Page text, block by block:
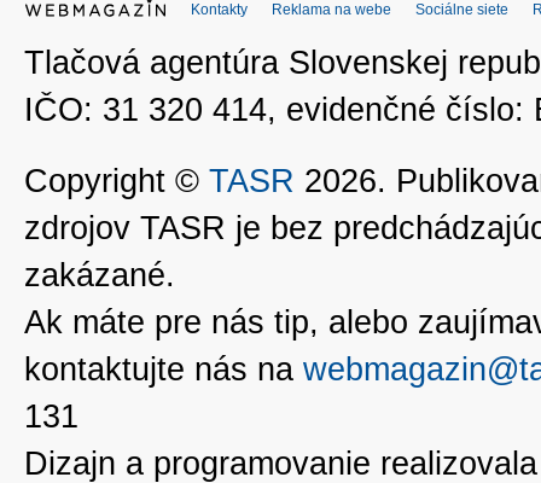
Kontakty Reklama na webe Sociálne siete
Tlačová agentúra Slovenskej
IČO: 31 320 414, evidenčné číslo:
Copyright © TASR 2026.
zdrojov TASR je bez
zakázané.
Ak máte pre nás tip, alebo
kontaktujte nás na
131
Dizajn a programovanie